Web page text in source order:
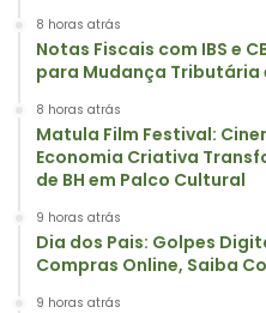
8 horas atrás
Notas Fiscais com IBS e
para Mudança Tributária
8 horas atrás
Matula Film Festival:
Economia Criativa
de BH em Palco Cultural
9 horas atrás
Dia dos Pais: Golpes
Compras Online, Saiba
9 horas atrás